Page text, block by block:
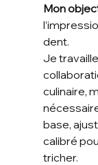
Mon
dent.
Je
culinaire,
base,
calibré
tricher.